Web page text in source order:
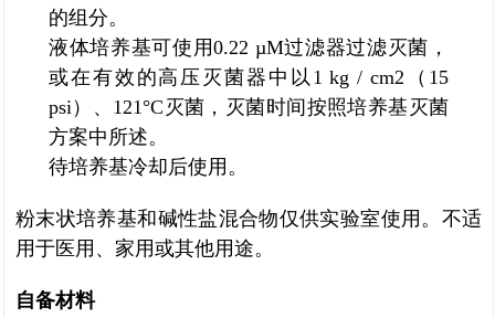
的组分。
液体培养基可使用0.22 µM过滤器过滤灭菌，
或在有效的高压灭菌器中以1 kg / cm2（15
psi）、121°C灭菌，灭菌时间按照培养基灭菌
方案中所述。
待培养基冷却后使用。
粉末状培养基和碱性盐混合物仅供实验室使用。不适
用于医用、家用或其他用途。
自备材料